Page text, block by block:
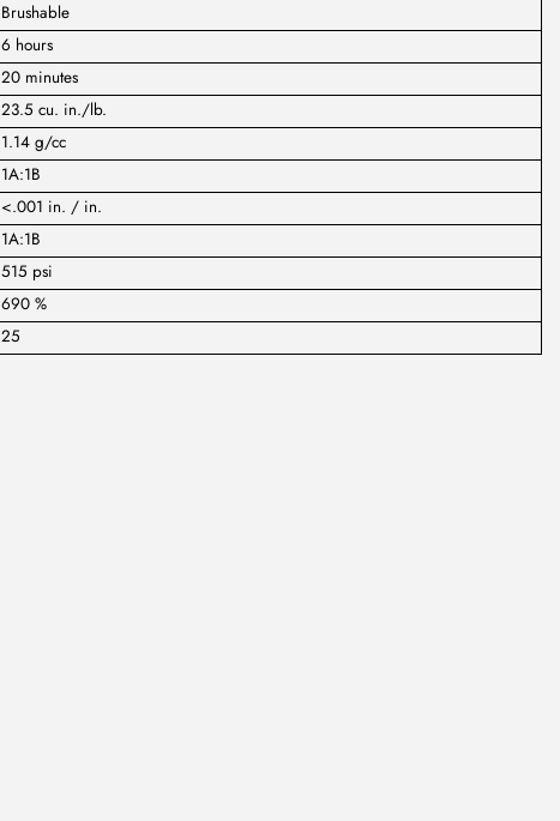
Brushable
6 hours
20 minutes
23.5 cu. in./lb.
1.14 g/cc
1A:1B
<.001 in. / in.
1A:1B
515 psi
690 %
25